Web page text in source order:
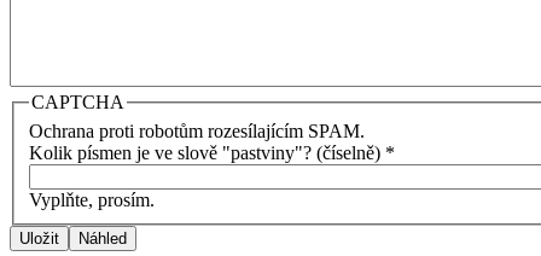
CAPTCHA
Ochrana proti robotům rozesílajícím SPAM.
Kolik písmen je ve slově "pastviny"? (číselně) *
Vyplňte, prosím.